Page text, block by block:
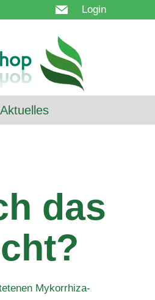
Login
Aktuelles
das
Mykorrhiza-